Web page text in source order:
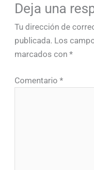
Deja una
Tu dirección de
publicada. Los
marcados con *
Comentario *